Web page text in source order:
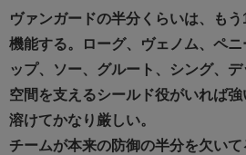
ヴァンガードの半分くらいは、も
機能する。ローグ、ヴェノム、ペ
ップ、ソー、グルート、シング、デ
空間を支えるシールド役がいれば
溶けてかなり厳しい。
チームが本来の防御の半分を欠い